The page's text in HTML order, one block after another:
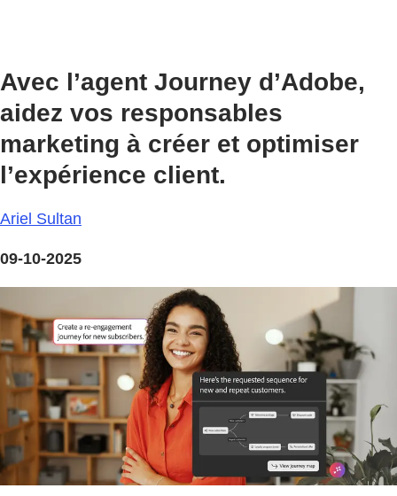
Avec l’agent Journey d’Adobe,
aidez vos responsables
marketing à créer et optimiser
l’expérience client.
Ariel Sultan
09-10-2025